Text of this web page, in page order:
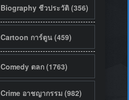
Biography ชีวประวัติ (356)
Cartoon การ์ตูน (459)
Comedy ตลก (1763)
Crime อาชญากรรม (982)